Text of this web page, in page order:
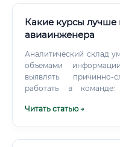
многих других
существуют реалистичные
Какие курсы лучше
авиаинженера
Аналитический склад
объемами
выявлять причинно-
работать в
взаимодействия с
Читать статью →